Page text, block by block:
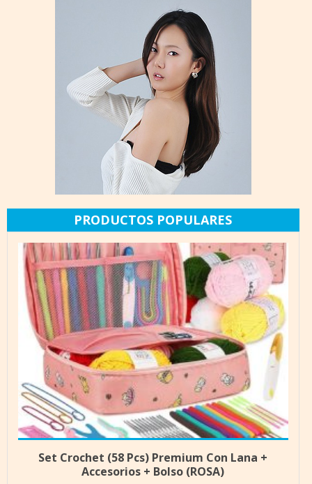
PRODUCTOS POPULARES
Añadir al carrito 19.990
Set Crochet (58 Pcs) Premium Con Lana +
Accesorios + Bolso (ROSA)